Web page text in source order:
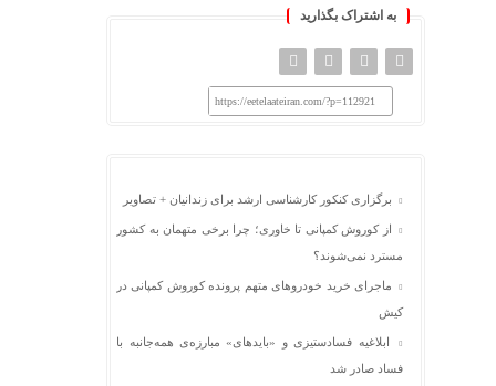
به اشتراک بگذارید
https://eetelaateiran.com/?p=112921
برگزاری کنکور کارشناسی ارشد برای زندانیان + تصاویر
از کوروش کمپانی تا خاوری؛ چرا برخی متهمان به کشور
مسترد نمی‌شوند؟
ماجرای خرید خودروهای متهم پرونده کوروش کمپانی در
کیش
ابلاغیه فسادستیزی و «بایدهای» مبارزه‌ی همه‌جانبه با
فساد صادر شد